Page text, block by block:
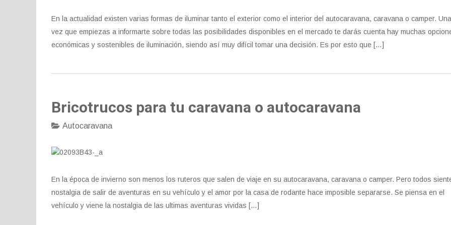
En la actualidad existen varias formas de iluminar tanto el exterior como el interior del autocaravana, caravana o camper. Una
vez que empiezas a informarte sobre todas las posibilidades disponibles en el mercado te darás cuenta hay muchas
económicas y sostenibles de iluminación, siendo así muy difícil tomar una decisión. Es por esto que […]
Bricotrucos para tu caravana o autocaravana
Autocaravana
En la época de invierno son menos los ruteros que salen de viaje en su autocaravana, caravana o camper. Pero todos
nostalgia de salir de aventuras en su vehículo y el amor por la casa de rodante hace imposible separarse. Se piensa en el
vehículo y viene la nostalgia de las ultimas aventuras vividas […]